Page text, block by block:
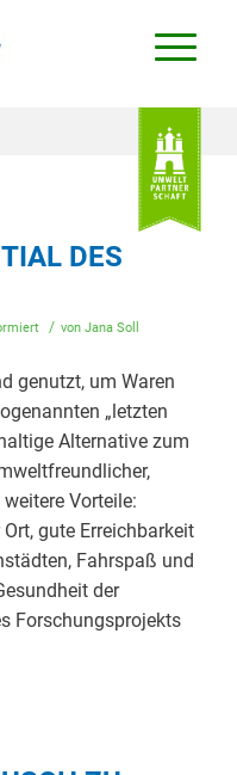
DES
/ von Jana Soll
genutzt, um Waren
„letzten
Alternative zum
Vorteile:
gute Erreichbarkeit
Fahrspaß und
der
Forschungsprojekts